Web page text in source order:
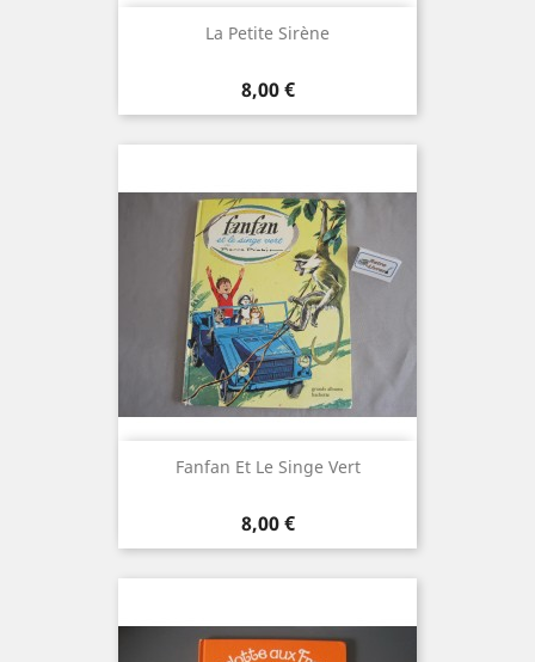
La Petite Sirène
Prix
8,00 €
Fanfan Et Le Singe Vert
Prix
8,00 €